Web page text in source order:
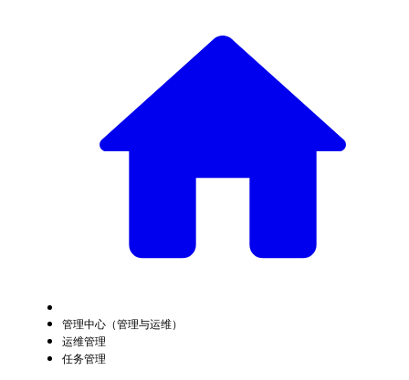
管理中心（管理与运维）
运维管理
任务管理